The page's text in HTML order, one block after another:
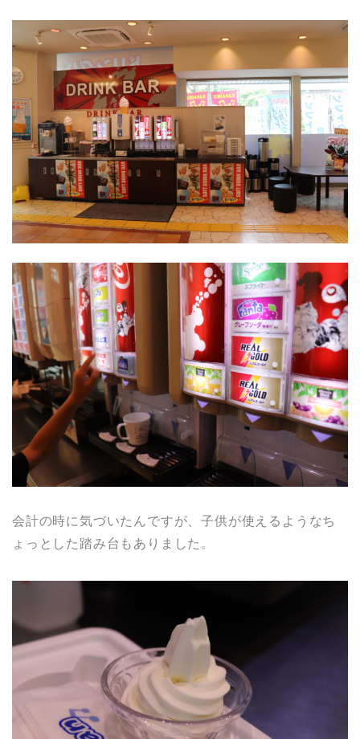
会計の時に気づいたんですが、子供が使えるようなち
ょっとした踏み台もありました。